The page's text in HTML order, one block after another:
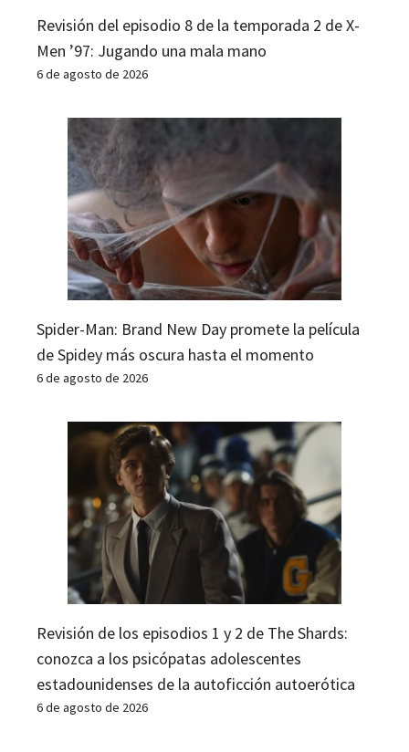
Revisión del episodio 8 de la temporada 2 de X-
Men ’97: Jugando una mala mano
6 de agosto de 2026
Spider-Man: Brand New Day promete la película
de Spidey más oscura hasta el momento
6 de agosto de 2026
Revisión de los episodios 1 y 2 de The Shards:
conozca a los psicópatas adolescentes
estadounidenses de la autoficción autoerótica
6 de agosto de 2026